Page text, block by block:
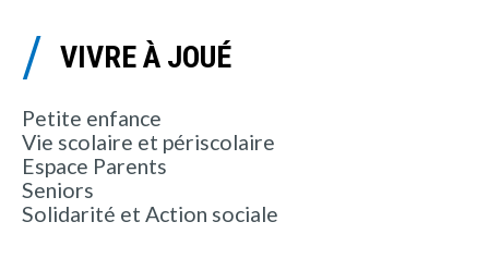
VIVRE À JOUÉ
Petite enfance
Vie scolaire et périscolaire
Espace Parents
Seniors
Solidarité et Action sociale